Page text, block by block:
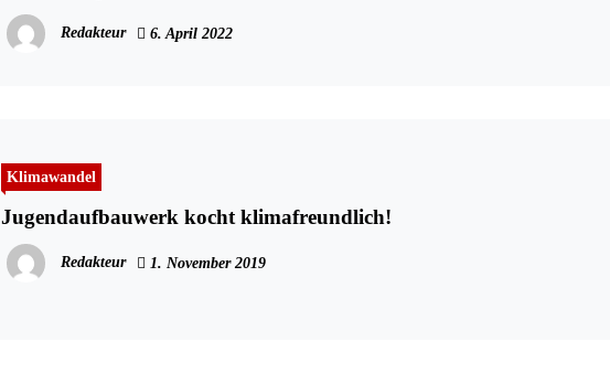
Redakteur 6. April 2022
Klimawandel
Jugendaufbauwerk kocht klimafreundlich!
Redakteur 1. November 2019